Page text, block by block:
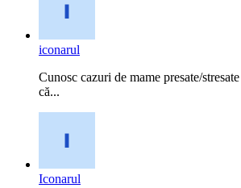
iconarul
Cunosc cazuri de mame presate/
că...
Iconarul